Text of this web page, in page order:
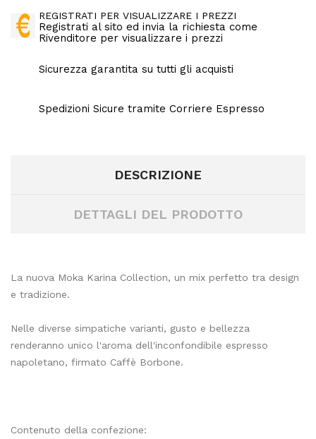
REGISTRATI PER VISUALIZZARE I PREZZI
Registrati al sito ed invia la richiesta come
Rivenditore per visualizzare i prezzi
Sicurezza garantita su tutti gli acquisti
Spedizioni Sicure tramite Corriere Espresso
DESCRIZIONE
DETTAGLI DEL PRODOTTO
La nuova Moka Karina Collection, un mix perfetto tra design
e tradizione.
Nelle diverse simpatiche varianti, gusto e bellezza
renderanno unico l'aroma dell'inconfondibile espresso
napoletano, firmato Caffè Borbone.
Contenuto della confezione: